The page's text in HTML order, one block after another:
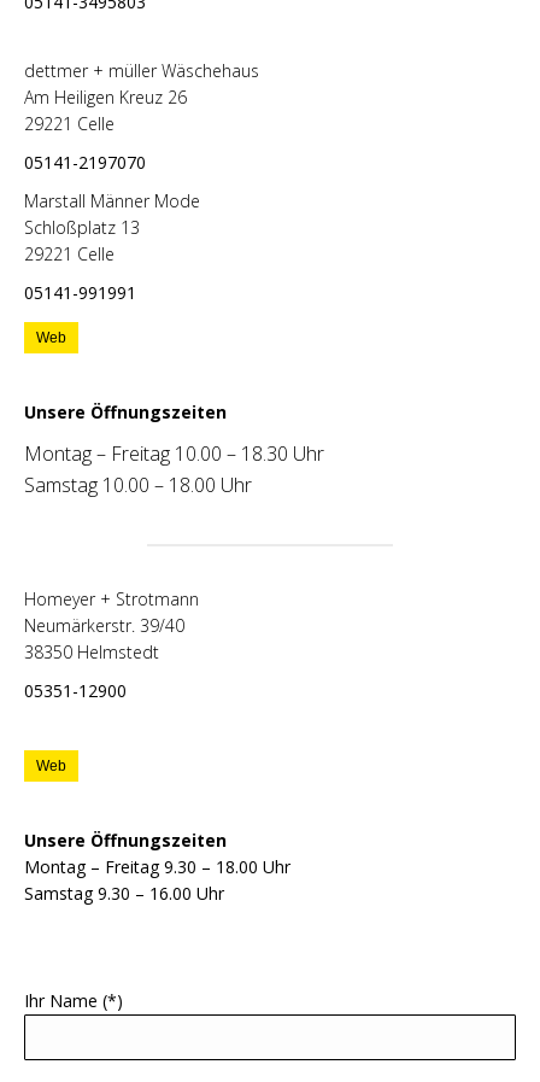
dettmer + müller Wäschehaus
Am Heiligen Kreuz 26
29221 Celle
05141-2197070
Marstall Männer Mode
Schloßplatz 13
29221 Celle
05141-991991
Web
Unsere Öffnungszeiten
Montag – Freitag 10.00 – 18.30 Uhr
Samstag 10.00 – 18.00 Uhr
Homeyer + Strotmann
Neumärkerstr. 39/40
38350 Helmstedt
05351-12900
Web
Unsere Öffnungszeiten
Montag – Freitag 9.30 – 18.00 Uhr
Samstag 9.30 – 16.00 Uhr
Ihr Name (*)